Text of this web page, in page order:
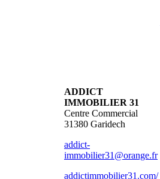
ADDICT
IMMOBILIER 31
Centre Commercial
31380 Garidech
addict-
immobilier31@orange.fr
addictimmobilier31.com/